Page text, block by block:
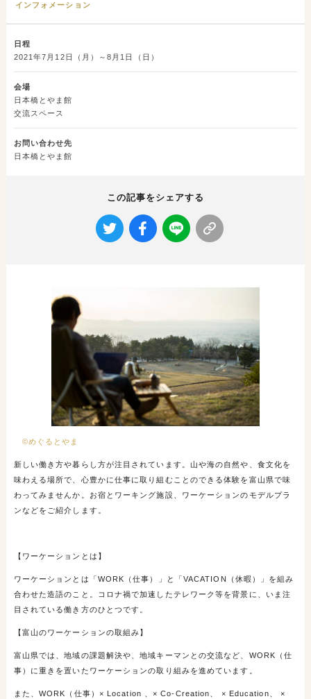
インフォメーション
日程
2021年7月12日（月）～8月1日（日）
会場
日本橋とやま館
交流スペース
お問い合わせ先
日本橋とやま館
この記事をシェアする
©めぐるとやま
新しい働き方や暮らし方が注目されています。山や海の自然や、食文化を
味わえる場所で、心豊かに仕事に取り組むことのできる体験を富山県で味
わってみませんか。お宿とワーキング施設、ワーケーションのモデルプラ
ンなどをご紹介します。
【ワーケーションとは】
ワーケーションとは「WORK（仕事）」と「VACATION（休暇）」を組み
合わせた造語のこと。コロナ禍で加速したテレワーク等を背景に、いま注
目されている働き方のひとつです。
【富山のワーケーションの取組み】
富山県では、地域の課題解決や、地域キーマンとの交流など、WORK（仕
事）に重きを置いたワーケーションの取り組みを進めています。
また、WORK（仕事）× Location 、× Co-Creation、 × Education、 ×